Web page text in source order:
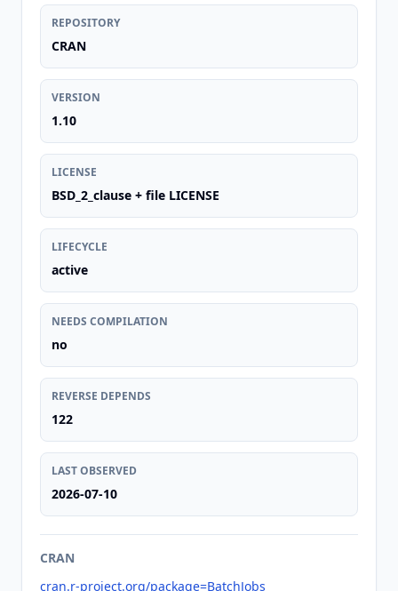
REPOSITORY
CRAN
VERSION
1.10
LICENSE
BSD_2_clause + file LICENSE
LIFECYCLE
active
NEEDS COMPILATION
no
REVERSE DEPENDS
122
LAST OBSERVED
2026-07-10
CRAN
cran.r-project.org/package=BatchJobs